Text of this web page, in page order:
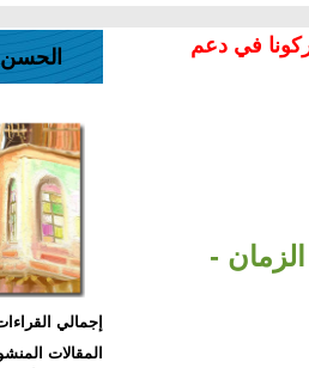
في دعم
-
إجمالي القراءات:
المقالات